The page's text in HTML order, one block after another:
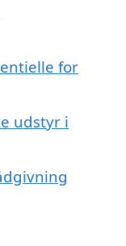
for
udstyr i